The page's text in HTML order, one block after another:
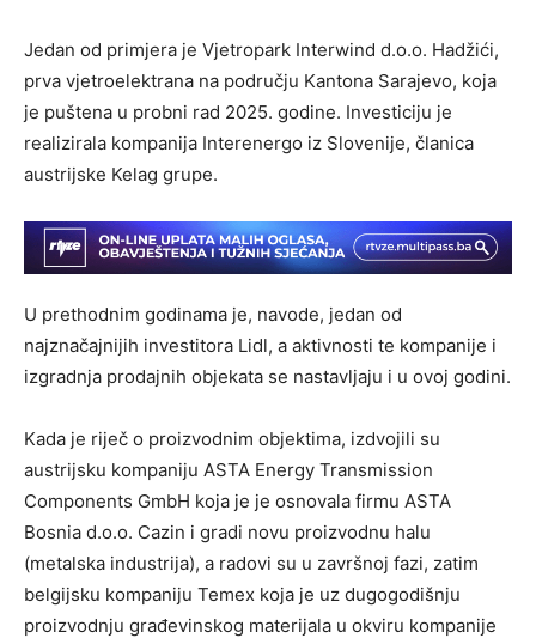
Jedan od primjera je Vjetropark Interwind d.o.o. Hadžići,
prva vjetroelektrana na području Kantona Sarajevo, koja
je puštena u probni rad 2025. godine. Investiciju je
realizirala kompanija Interenergo iz Slovenije, članica
austrijske Kelag grupe.
U prethodnim godinama je, navode, jedan od
najznačajnijih investitora Lidl, a aktivnosti te kompanije i
izgradnja prodajnih objekata se nastavljaju i u ovoj godini.
Kada je riječ o proizvodnim objektima, izdvojili su
austrijsku kompaniju ASTA Energy Transmission
Components GmbH koja je je osnovala firmu ASTA
Bosnia d.o.o. Cazin i gradi novu proizvodnu halu
(metalska industrija), a radovi su u završnoj fazi, zatim
belgijsku kompaniju Temex koja je uz dugogodišnju
proizvodnju građevinskog materijala u okviru kompanije